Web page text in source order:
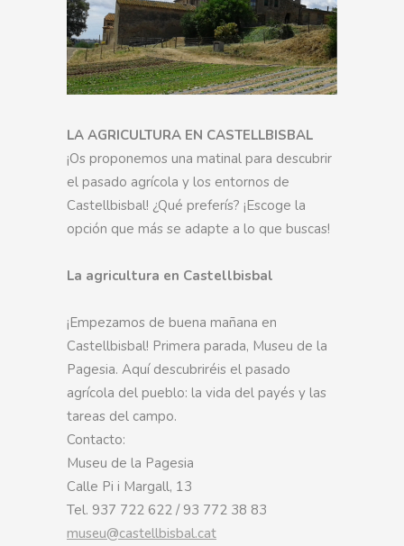
LA AGRICULTURA EN CASTELLBISBAL
¡Os proponemos una matinal para descubrir
el pasado agrícola y los entornos de
Castellbisbal! ¿Qué preferís? ¡Escoge la
opción que más se adapte a lo que buscas!
La agricultura en Castellbisbal
¡Empezamos de buena mañana en
Castellbisbal! Primera parada, Museu de la
Pagesia. Aquí descubriréis el pasado
agrícola del pueblo: la vida del payés y las
tareas del campo.
Contacto:
Museu de la Pagesia
Calle Pi i Margall, 13
Tel. 937 722 622 / 93 772 38 83
museu@castellbisbal.cat